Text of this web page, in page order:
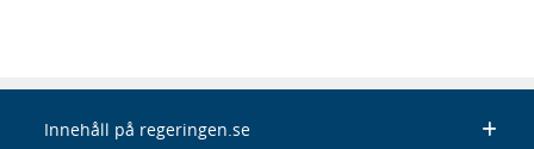
Innehåll på regeringen.se